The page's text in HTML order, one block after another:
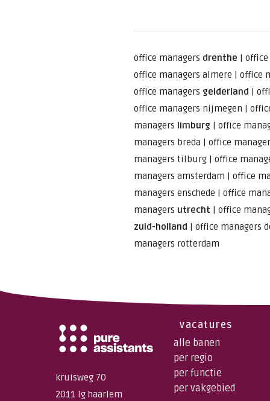
office managers drenthe |
office managers almere | office
office managers gelderland |
office managers nijmegen |
managers limburg | office
managers breda | office
managers tilburg| office
managers amsterdam | office
managers enschede | office
managers utrecht | office
zuid-holland | office managers
managers rotterdam
kruisweg 70
2011 lg haarlem
vacatures
alle banen
per regio
per functie
per vakgebied